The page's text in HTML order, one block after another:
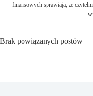
finansowych sprawiają, że
Brak powiązanych postów